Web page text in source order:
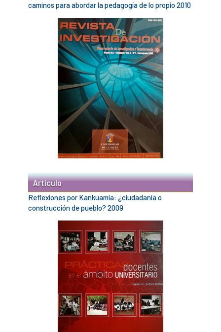
caminos para abordar la pedagogía de lo propio 2010
Artículo
Reflexiones por Kankuamía: ¿ciudadanía o
construcción de pueblo? 2009